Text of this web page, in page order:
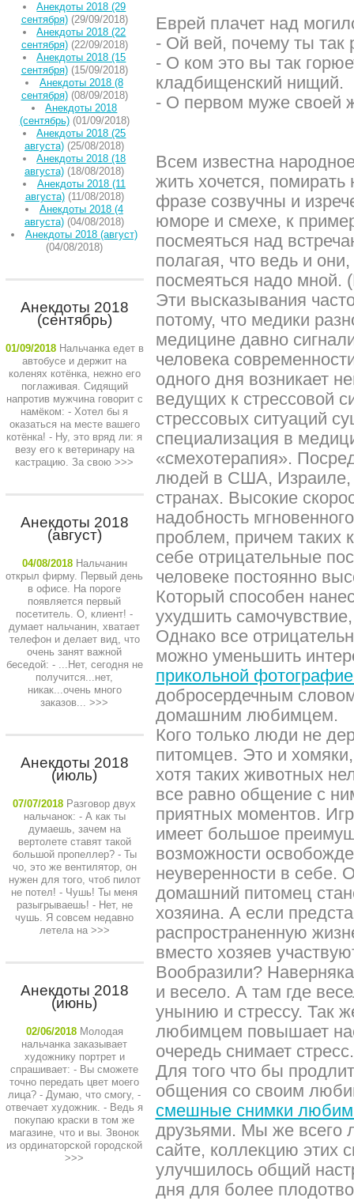
Анекдоты 2018 (29
сентября)(29/09/2018)
Анекдоты 2018 (22
сентября)(22/09/2018)
Анекдоты 2018 (15
сентября)(15/09/2018)
Анекдоты 2018 (8
сентября)(08/09/2018)
Анекдоты 2018
(сентябрь)(01/09/2018)
Анекдоты 2018 (25
августа) (25/08/2018)
Анекдоты 2018 (18
августа) (18/08/2018)
Анекдоты 2018 (11
августа)(11/08/2018)
Анекдоты 2018 (4
августа) (04/08/2018)
Анекдоты 2018 (август)
(04/08/2018)
Анекдоты 2018
(сентябрь)
01/09/2018 Нальчанка едет в
автобусе и держит на
коленях котёнка, нежно его
поглаживая. Сидящий
напротив мужчина говорит с
намёком: - Хотел бы я
оказаться на месте вашего
котёнка! - Ну, это вряд ли: я
везу его к ветеринару на
кастрацию. За свою >>>
Анекдоты 2018
(август)
04/08/2018 Нальчанин
открыл фирму. Первый день
в офисе. На пороге
появляется первый
посетитель. О, клиент! -
думает нальчанин, хватает
телефон и делает вид, что
очень занят важной
беседой: - ...Нет, сегодня не
получится...нет,
никак...очень много
заказов... >>>
Анекдоты 2018
(июль)
07/07/2018 Разговор двух
нальчанок: - А как ты
думаешь, зачем на
вертолете ставят такой
большой пропеллер? - Ты
чо, это же вентилятор, он
нужен для того, чтоб пилот
не потел! - Чушь! Ты меня
разыгрываешь! - Нет, не
чушь. Я совсем недавно
летела на>>>
Анекдоты 2018
(июнь)
02/06/2018 Молодая
нальчанка заказывает
художнику портрет и
спрашивает: - Вы сможете
точно передать цвет моего
лица? - Думаю, что смогу, -
отвечает художник. - Ведь я
покупаю краски в том же
магазине, что и вы. Звонок
из ординаторской городской
>>>
Еврей плачет над
- Ой вей, почему ты так
- О ком это вы так
кладбищенский нищий.
- О первом муже своей
Всем известна
жить хочется,
фразе созвучны и
юморе и смехе, к
посмеяться над
полагая, что ведь и
посмеяться надо мной.
Эти высказывания
потому, что медики
медицине давно
человека
одного дня возникает
ведущих к стрессовой
стрессовых ситуаций
специализация в
«смехотерапия».
людей в США, Израиле,
странах. Высокие
надобность
проблем, причем таких
себе отрицательные
человеке постоянно
Который способен
ухудшить
Однако все
можно уменьшить
прикольной
добросердечным
домашним любимцем.
Кого только люди не
питомцев. Это и
хотя таких животных
все равно общение с
приятных моментов.
имеет большое
возможности
неуверенности в себе.
домашний питомец
хозяина. А если
распространенную
вместо хозяев
Вообразили?
и весело. А там где
унынию и стрессу. Так
любимцем повышает
очередь снимает стресс.
Для того что бы
общения со своим
смешные снимки
друзьями. Мы же всего
сайте, коллекцию этих
улучшилось общий
дня для более